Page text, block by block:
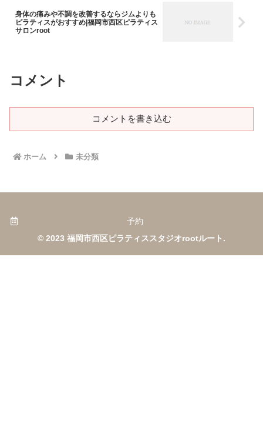
身体の痛みや不調を改善するならジムよりも
ピラティスがおすすめ|福岡市西区ピラティス
サロンroot
コメント
コメントを書き込む
ホーム 未分類
予約
© 2023 福岡市西区ピラティススタジオrootルート.